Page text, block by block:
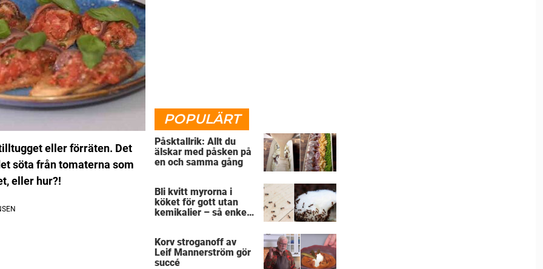
eller förräten. Det
söta från tomaterna som
eller hur?!
POPULÄRT
Påsktallrik: Allt du
älskar med påsken på
en och samma gång
Bli kvitt myrorna i
köket för gott utan
kemikalier – så enkelt
Korv stroganoff av
Leif Mannerström gör
succé